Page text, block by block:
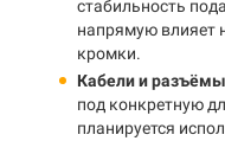
стабильность
напрямую влияет
кромки.
Кабели и разъёмы
под конкретную
планируется